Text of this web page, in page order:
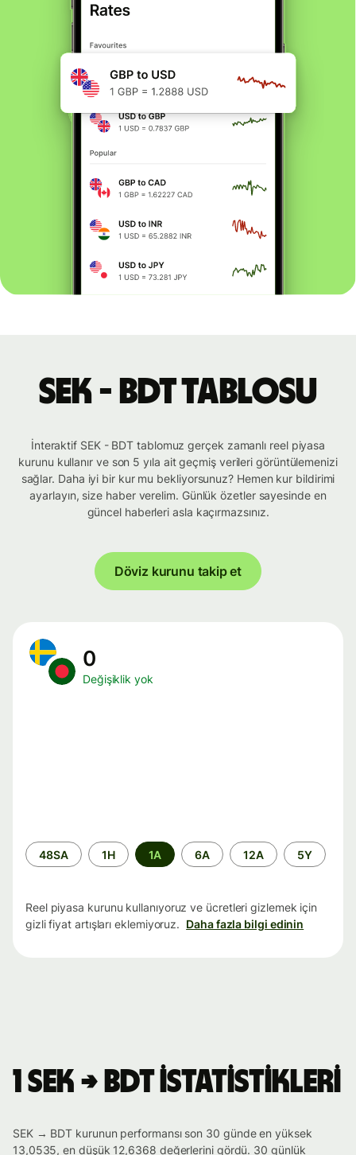
SEK - BDT tablosu
İnteraktif SEK - BDT tablomuz gerçek zamanlı reel piyasa
kurunu kullanır ve son 5 yıla ait geçmiş verileri görüntülemenizi
sağlar. Daha iyi bir kur mu bekliyorsunuz? Hemen kur bildirimi
ayarlayın, size haber verelim. Günlük özetler sayesinde en
güncel haberleri asla kaçırmazsınız.
Döviz kurunu takip et
0
Değişiklik yok
Zaman
aralığı
48SA 1H 1A 6A 12A 5Y
Reel piyasa kurunu kullanıyoruz ve ücretleri gizlemek için
gizli fiyat artışları eklemiyoruz. Daha fazla bilgi edinin
1 SEK → BDT istatistikleri
SEK → BDT kurunun performansı son 30 günde en yüksek
13,0535, en düşük 12,6368 değerlerini gördü. 30 günlük